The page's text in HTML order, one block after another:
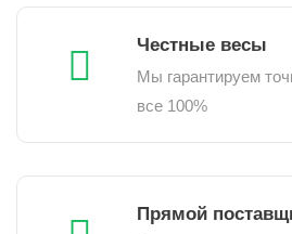
Честные весы
Мы гарантируем
все 100%
Прямой